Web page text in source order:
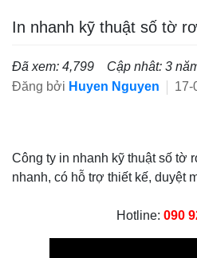
In nhanh kỹ thuật số tờ
Đã xem: 4,799
Cập nhât: 3
Đăng bởi Huyen Nguyen 17-
Công ty in nhanh kỹ thuật số tờ
nhanh, có hỗ trợ thiết kế, duyệt
Hotline: 090